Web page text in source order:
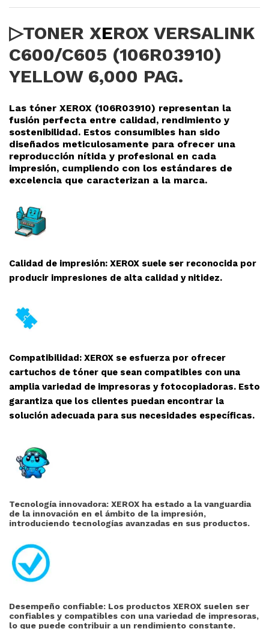
▷TONER XEROX VERSALINK
C600/C605 (106R03910)
YELLOW 6,000 PAG.
Las tóner XEROX (106R03910) representan la
fusión perfecta entre calidad, rendimiento y
sostenibilidad. Estos consumibles han sido
diseñados meticulosamente para ofrecer una
reproducción nítida y profesional en cada
impresión, cumpliendo con los estándares de
excelencia que caracterizan a la marca.
Calidad de impresión: XEROX suele ser reconocida por
producir impresiones de alta calidad y nitidez.
Compatibilidad: XEROX se esfuerza por ofrecer
cartuchos de tóner que sean compatibles con una
amplia variedad de impresoras y fotocopiadoras. Esto
garantiza que los clientes puedan encontrar la
solución adecuada para sus necesidades específicas.
Tecnología innovadora: XEROX ha estado a la vanguardia
de la innovación en el ámbito de la impresión,
introduciendo tecnologías avanzadas en sus productos.
Desempeño confiable: Los productos XEROX suelen ser
confiables y compatibles con una variedad de impresoras,
lo que puede contribuir a un rendimiento constante.